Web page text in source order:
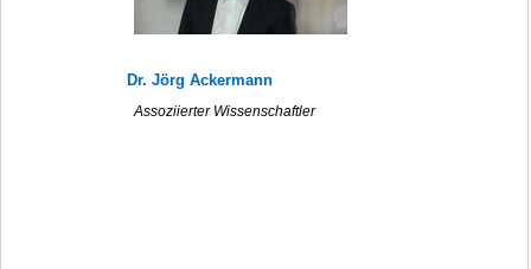
Dr. Jörg Ackermann
Assoziierter Wissenschaftler